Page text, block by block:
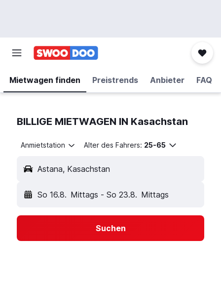
Mietwagen finden Preistrends Anbieter FAQ
BILLIGE MIETWAGEN IN Kasachstan
Anmietstation Alter des Fahrers: 25-65
Astana, Kasachstan
So 16.8. Mittags - So 23.8. Mittags
Suchen